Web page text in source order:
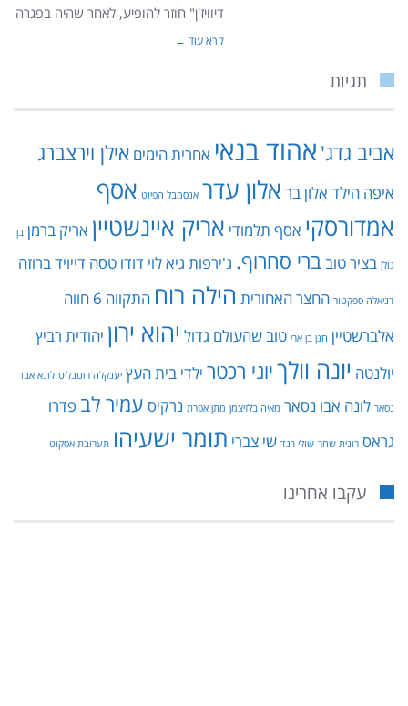
דיוויז'ן" חוזר להופיע, לאחר שהיה בפגרה
קרא עוד ←
תגיות
אביב גדג' אהוד בנאי אחרית הימים אילן וירצברג
איפה הילד אלון בר אלון עדר אנסמבל הפיוט אסף
אמדורסקי אסף תלמודי אריק איינשטיין אריק ברמן בן
גולן בציר טובברי סחרוף. ג'ירפות גיא לוי דודו טסה דייויד ברוזה
דניאלה ספקטור החצר האחורית הילה רוח התקווה 6
חווה
אלברשטיין חנן בן ארי טוב שהעולם גדול יהוא ירון יהודית רביץ
יולנטה יונה וולךיוני רכטר ילדי בית העץ יענקלה רוטבליט לונא אבו
נסאר לונה אבו נסאר מאיה בלזיצמן מתן אפרת נרקיס עמיר לב פדרו
גראס רונית שחר שולי רנד שי צברי תומר ישעיהו תערובת אסקוט
עקבו אחרינו